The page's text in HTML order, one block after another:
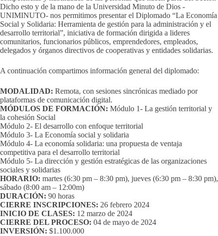
Dicho esto y de la mano de la Universidad Minuto de Dios -
UNIMINUTO- nos permitimos presentar el Diplomado “La Economía
Social y Solidaria: Herramienta de gestión para la administración y el
desarrollo territorial”, iniciativa de formación dirigida a lideres
comunitarios, funcionarios públicos, emprendedores, empleados,
delegados y órganos directivos de cooperativas y entidades solidarias.
A continuación compartimos información general del diplomado:
MODALIDAD: Remota, con sesiones sincrónicas mediado por
plataformas de comunicación digital.
MÓDULOS DE FORMACIÓN: Módulo 1- La gestión territorial y
la cohesión Social
Módulo 2- El desarrollo con enfoque territorial
Módulo 3- La Economía social y solidaria
Módulo 4- La economía solidaria: una propuesta de ventaja
competitiva para el desarrollo territorial
Módulo 5- La dirección y gestión estratégicas de las organizaciones
sociales y solidarias
HORARIO: martes (6:30 pm – 8:30 pm), jueves (6:30 pm – 8:30 pm),
sábado (8:00 am – 12:00m)
DURACIÓN: 90 horas
CIERRE INSCRIPCIONES: 26 febrero 2024
INICIO DE CLASES: 12 marzo de 2024
CIERRE DEL PROCESO: 04 de mayo de 2024
INVERSIÓN: $1.100.000